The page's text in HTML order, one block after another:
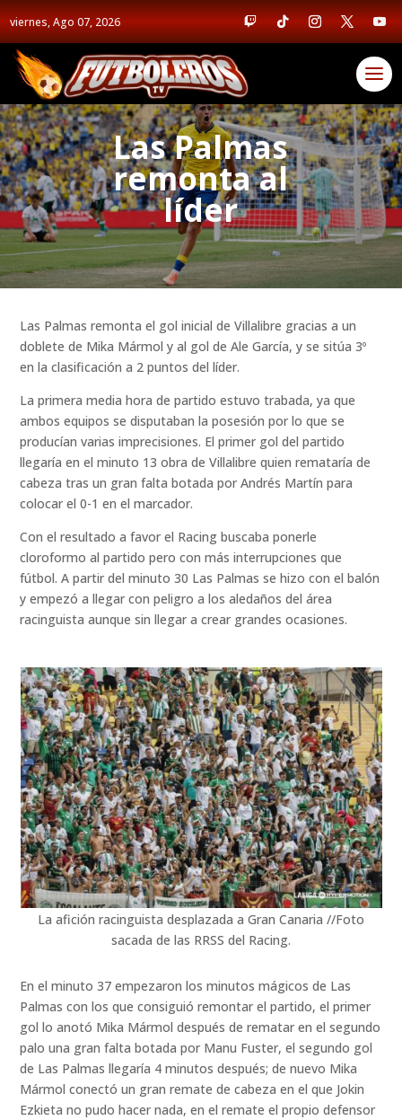
viernes, Ago 07, 2026
Las Palmas
remonta al
líder
Las Palmas remonta el gol inicial de Villalibre gracias a un
doblete de Mika Mármol y al gol de Ale García, y se sitúa 3º
en la clasificación a 2 puntos del líder.
La primera media hora de partido estuvo trabada, ya que
ambos equipos se disputaban la posesión por lo que se
producían varias imprecisiones. El primer gol del partido
llegaría en el minuto 13 obra de Villalibre quien remataría de
cabeza tras un gran falta botada por Andrés Martín para
colocar el 0-1 en el marcador.
Con el resultado a favor el Racing buscaba ponerle
cloroformo al partido pero con más interrupciones que
fútbol. A partir del minuto 30 Las Palmas se hizo con el balón
y empezó a llegar con peligro a los aledaños del área
racinguista aunque sin llegar a crear grandes ocasiones.
La afición racinguista desplazada a Gran Canaria //Foto
sacada de las RRSS del Racing.
En el minuto 37 empezaron los minutos mágicos de Las
Palmas con los que consiguió remontar el partido, el primer
gol lo anotó Mika Mármol después de rematar en el segundo
palo una gran falta botada por Manu Fuster, el segundo gol
de Las Palmas llegaría 4 minutos después; de nuevo Mika
Mármol conectó un gran remate de cabeza en el que Jokin
Ezkieta no pudo hacer nada, en el remate el propio defensor